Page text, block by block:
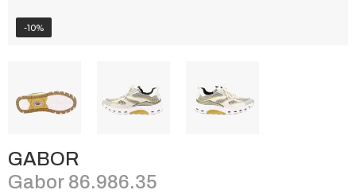
-10%
GABOR
Gabor 86.986.35